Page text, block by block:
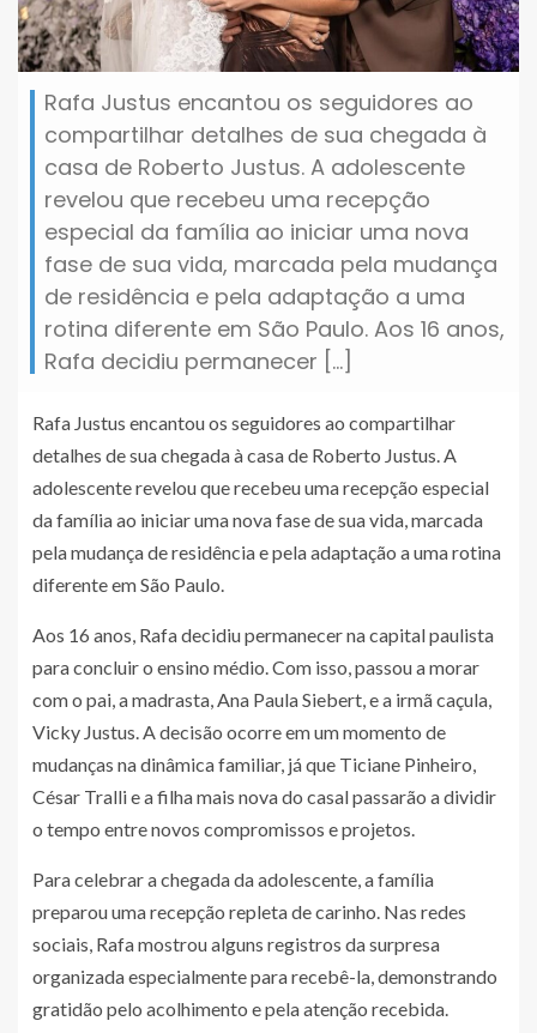
Rafa Justus encantou os seguidores ao
compartilhar detalhes de sua chegada à
casa de Roberto Justus. A adolescente
revelou que recebeu uma recepção
especial da família ao iniciar uma nova
fase de sua vida, marcada pela mudança
de residência e pela adaptação a uma
rotina diferente em São Paulo. Aos 16 anos,
Rafa decidiu permanecer […]
Rafa Justus encantou os seguidores ao compartilhar
detalhes de sua chegada à casa de Roberto Justus. A
adolescente revelou que recebeu uma recepção especial
da família ao iniciar uma nova fase de sua vida, marcada
pela mudança de residência e pela adaptação a uma rotina
diferente em São Paulo.
Aos 16 anos, Rafa decidiu permanecer na capital paulista
para concluir o ensino médio. Com isso, passou a morar
com o pai, a madrasta, Ana Paula Siebert, e a irmã caçula,
Vicky Justus. A decisão ocorre em um momento de
mudanças na dinâmica familiar, já que Ticiane Pinheiro,
César Tralli e a filha mais nova do casal passarão a dividir
o tempo entre novos compromissos e projetos.
Para celebrar a chegada da adolescente, a família
preparou uma recepção repleta de carinho. Nas redes
sociais, Rafa mostrou alguns registros da surpresa
organizada especialmente para recebê-la, demonstrando
gratidão pelo acolhimento e pela atenção recebida.